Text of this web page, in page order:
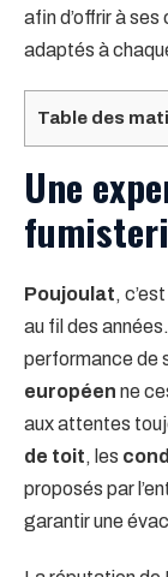
afin d’offrir à
adaptés à
Table des
Une
Poujoulat,
au fil des
performance de
européen ne
aux attentes
de toit, les
proposés par
garantir une